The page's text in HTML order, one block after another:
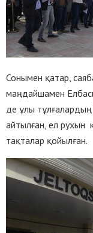
Сонымен қатар,
маңдайшамен
де ұлы тұлғалардың
айтылған, ел рухын
тақталар қойылған.